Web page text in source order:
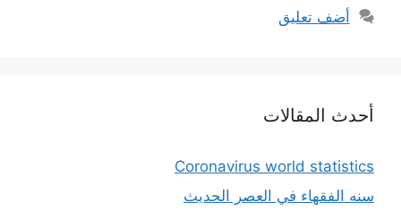
أضف تعليق
أحدث المقالات
Coronavirus world statistics
سنه الفقهاء في العصر الحديث